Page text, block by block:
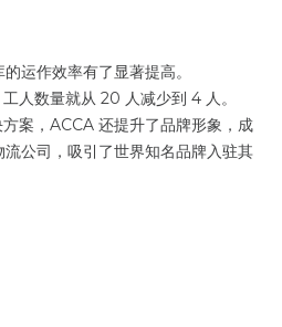
运作效率有了显著提高。
人数量就从 20 人减少到 4 人。
案，ACCA 还提升了品牌形象，成
公司，吸引了世界知名品牌入驻其